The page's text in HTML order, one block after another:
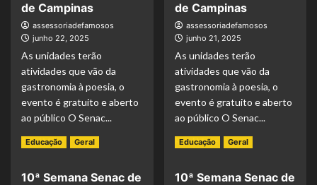
de Campinas
assessoriadefamosos
junho 22, 2025
As unidades terão
atividades que vão da
gastronomia à poesia, o
evento é gratuito e aberto
ao público O Senac...
Read More
de Campinas
assessoriadefamosos
junho 21, 2025
As unidades terão
atividades que vão da
gastronomia à poesia, o
evento é gratuito e aberto
ao público O Senac...
Read More
Educação Geral
10ª Semana Senac de
Educação Geral
10ª Semana Senac de